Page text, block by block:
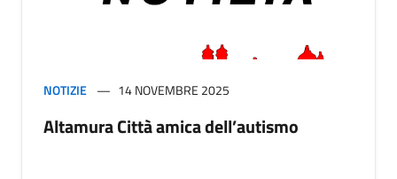
NOTIZIE 14 NOVEMBRE 2025
Altamura Città amica dell’autismo